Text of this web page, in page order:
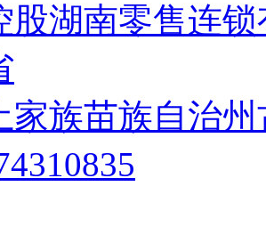
股湖南零售连
家族苗族自治